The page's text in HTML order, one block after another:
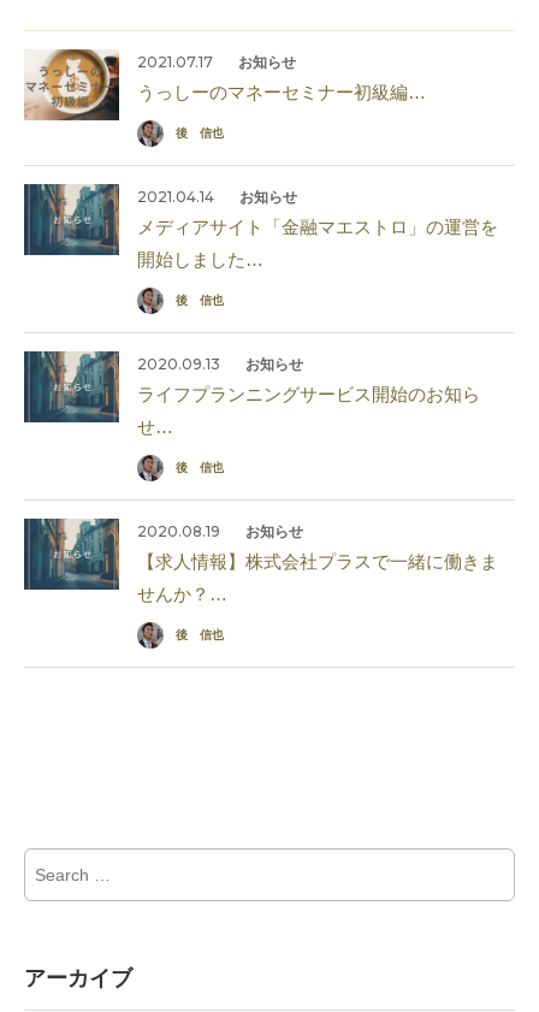
2021.07.17 お知らせ
うっしーのマネーセミナー初級編…
後 信也
2021.04.14 お知らせ
メディアサイト「金融マエストロ」の運営を
開始しました…
後 信也
2020.09.13 お知らせ
ライフプランニングサービス開始のお知ら
せ…
後 信也
2020.08.19 お知らせ
【求人情報】株式会社プラスで一緒に働きま
せんか？…
後 信也
アーカイブ